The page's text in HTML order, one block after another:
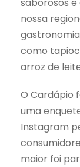
nossa
como
arroz de
O Cardápio
uma
Instagram
maior foi